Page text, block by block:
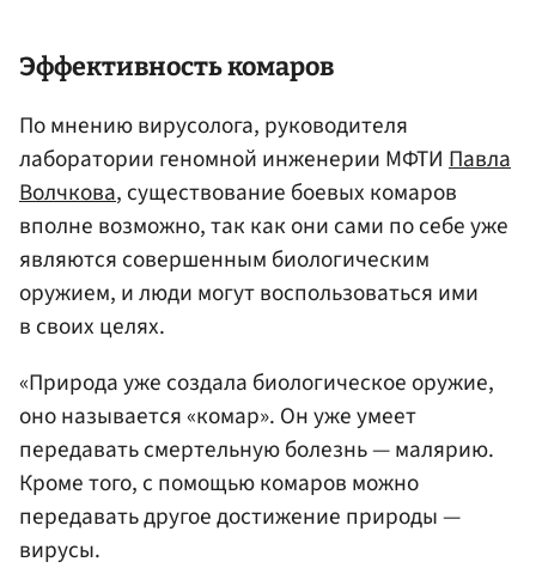
Эффективность комаров
По мнению вирусолога, руководителя
лаборатории геномной инженерии МФТИ Павла
Волчкова, существование боевых комаров
вполне возможно, так как они сами по себе уже
являются совершенным биологическим
оружием, и люди могут воспользоваться ими
в своих целях.
«Природа уже создала биологическое оружие,
оно называется «комар». Он уже умеет
передавать смертельную болезнь — малярию.
Кроме того, с помощью комаров можно
передавать другое достижение природы —
вирусы.